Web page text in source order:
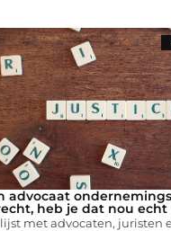
advocaat
heb je dat nou echt
met advocaten, juristen